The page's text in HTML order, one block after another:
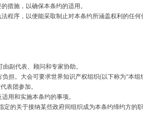
施，以确保本条约的适用。
序，以便能采取制止对本条约所涵盖权利的任何
代表、顾问和专家协助。
大会可要求世界知识产权组织(以下称为“本组
表团参加。
用和实施本条约的事项。
关于接纳某些政府间组织成为本条约缔约方的职